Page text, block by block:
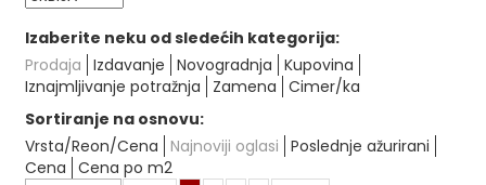
Izaberite neku od sledećih kategorija:
Prodaja Izdavanje Novogradnja Kupovina
Iznajmljivanje potražnja
Zamena Cimer/ka
Sortiranje na osnovu:
Vrsta/Reon/Cena Najnoviji oglasi Poslednje ažurirani
Cena Cena po m2